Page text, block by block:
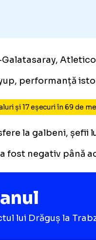
performanță
și 17 eșecuri în 69 de
la galbeni, șefii
fost negativ până
lui Drăguș la